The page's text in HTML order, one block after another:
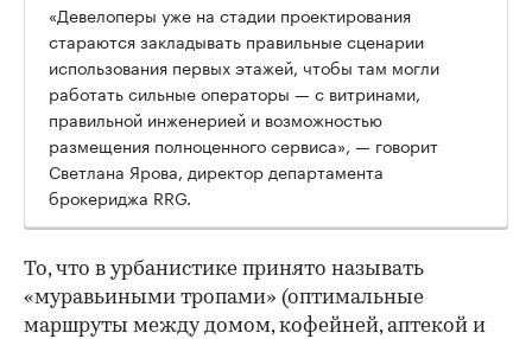
00:00
«Девелоперы уже на стадии проектирования
стараются закладывать правильные сценарии
использования первых этажей, чтобы там могли
работать сильные операторы — с витринами,
правильной инженерией и возможностью
размещения полноценного сервиса», — говорит
Светлана Ярова, директор департамента
брокериджа RRG.
То, что в урбанистике принято называть
«муравьиными тропами» (оптимальные
маршруты между домом, кофейней, аптекой и